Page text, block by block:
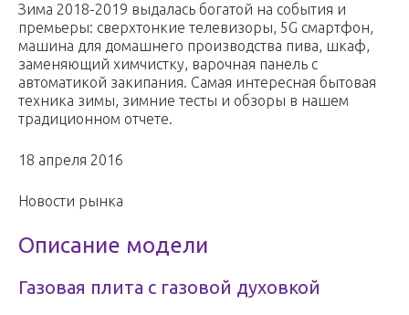
Зима 2018-2019 выдалась богатой на события и
премьеры: сверхтонкие телевизоры, 5G смартфон,
машина для домашнего производства пива, шкаф,
заменяющий химчистку, варочная панель с
автоматикой закипания. Самая интересная бытовая
техника зимы, зимние тесты и обзоры в нашем
традиционном отчете.
18 апреля 2016
Новости рынка
Описание модели
Газовая плита с газовой духовкой